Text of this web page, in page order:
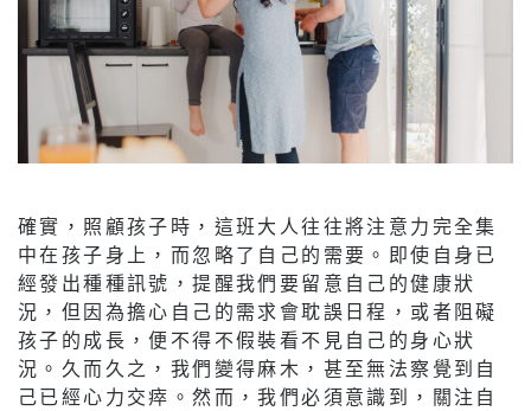
確實，照顧孩子時，這班大人往往將注意力完全集
中在孩子身上，而忽略了自己的需要。即使自身已
經發出種種訊號，提醒我們要留意自己的健康狀
況，但因為擔心自己的需求會耽誤日程，或者阻礙
孩子的成長，便不得不假裝看不見自己的身心狀
況。久而久之，我們變得麻木，甚至無法察覺到自
己已經心力交瘁。然而，我們必須意識到，關注自